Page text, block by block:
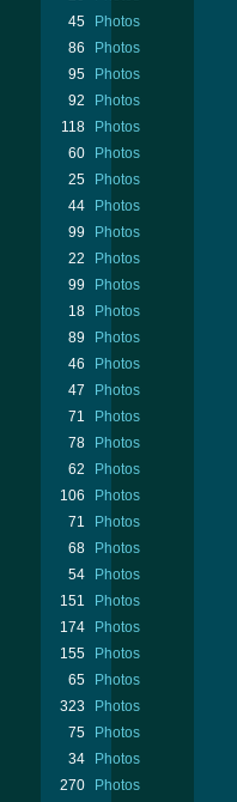
45
Photos
86
Photos
95
Photos
92
Photos
118
Photos
60
Photos
25
Photos
44
Photos
99
Photos
22
Photos
99
Photos
18
Photos
89
Photos
46
Photos
47
Photos
71
Photos
78
Photos
62
Photos
106
Photos
71
Photos
68
Photos
54
Photos
151
Photos
174
Photos
155
Photos
65
Photos
323
Photos
75
Photos
34
Photos
270
Photos